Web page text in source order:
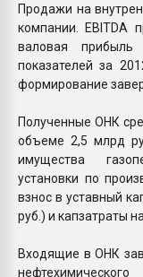
Продажи на
компании. EBITDA
валовая
показателей за
формирование
Полученные ОНК
объеме 2,5 млрд
имущества
установки по
взнос в уставный
руб.) и капзатраты
Входящие в ОНК